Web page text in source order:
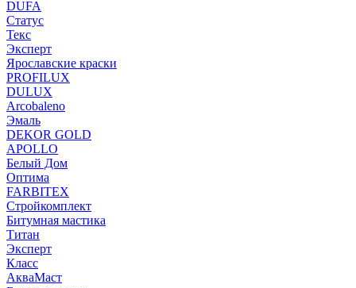
DUFA
Статус
Текс
Эксперт
Ярославские краски
PROFILUX
DULUX
Arcobaleno
Эмаль
DEKOR GOLD
APOLLO
Белый Дом
Оптима
FARBITEX
Стройкомплект
Битумная мастика
Титан
Эксперт
Класс
АкваМаст